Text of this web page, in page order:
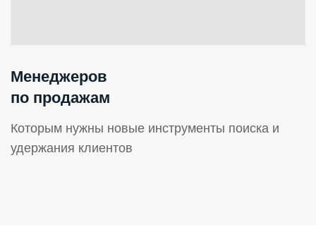
Менеджеров
по продажам
Которым нужны новые инструменты поиска и
удержания клиентов